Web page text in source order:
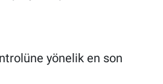
yönelik en son